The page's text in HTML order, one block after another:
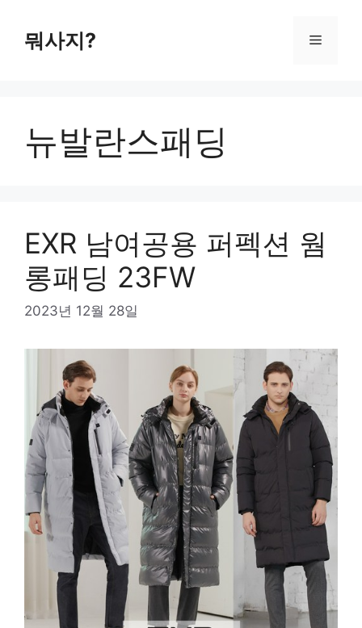
뭐사지? 메
뉴발란스패딩
EXR 남여공용 퍼펙션 웜
롱패딩 23FW
2023년 12월 28일